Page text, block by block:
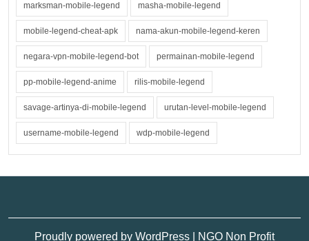
marksman-mobile-legend masha-mobile-legend
mobile-legend-cheat-apk nama-akun-mobile-legend-keren
negara-vpn-mobile-legend-bot permainan-mobile-legend
pp-mobile-legend-anime rilis-mobile-legend
savage-artinya-di-mobile-legend urutan-level-mobile-legend
username-mobile-legend wdp-mobile-legend
Proudly powered by WordPress
NGO Non Profit